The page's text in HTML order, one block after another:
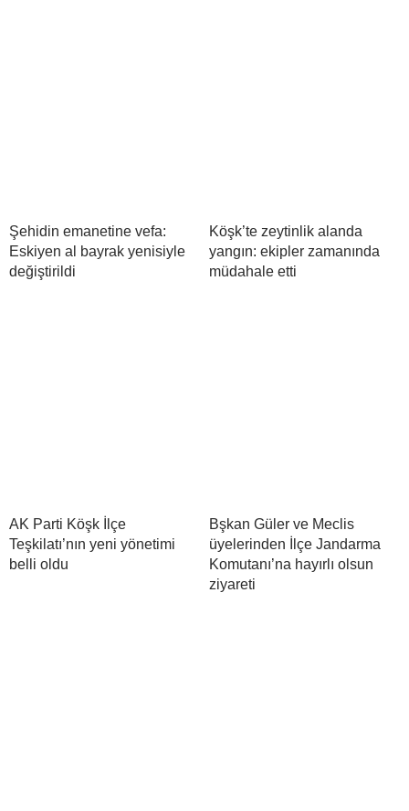
Şehidin emanetine vefa:
Eskiyen al bayrak yenisiyle
değiştirildi
Köşk’te zeytinlik alanda
yangın: ekipler zamanında
müdahale etti
AK Parti Köşk İlçe
Teşkilatı’nın yeni yönetimi
belli oldu
Bşkan Güler ve Meclis
üyelerinden İlçe Jandarma
Komutanı’na hayırlı olsun
ziyareti